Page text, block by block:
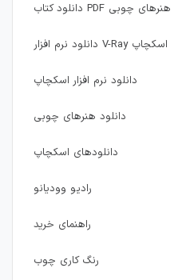
دانلود کتاب PDF هنرهای چوبی
دانلود نرم افزار V-Ray اسکچاپ
دانلود نرم افزار اسکچاپ
دانلود هنرهای چوبی
دانلودهای اسکچاپ
رادیو وودیانو
راهنمای خرید
رنگ کاری چوب